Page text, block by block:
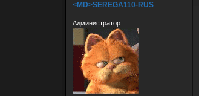
<MD>SEREGA110-RUS
Администратор